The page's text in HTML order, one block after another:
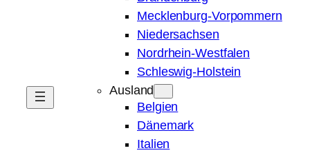
Mecklenburg-Vorpommern
Niedersachsen
Nordrhein-Westfalen
Schleswig-Holstein
Ausland
Belgien
Dänemark
Italien